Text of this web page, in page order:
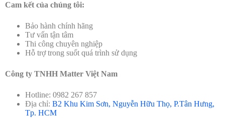
Kích thước định vị thông minh Mapro Tag
Đối tượng nên sử dụng định vị thông minh Mapro Tag
Mapro Tag phù hợp với nhiều đối tượng khác nhau, đặc biệt là
vật nuôi, như:
Cam kết của chúng tôi:
Bảo hành chính hãng
Tư vấn tận tâm
Thi công chuyên nghiệp
Hỗ trợ trong suốt quá trình sử dụng
Công ty TNHH Matter Việt Nam
Hotline: 0982 267 857
Địa chỉ: B2 Khu Kim Sơn, Nguyễn Hữu Thọ, P.Tân Hưng,
Tp. HCM